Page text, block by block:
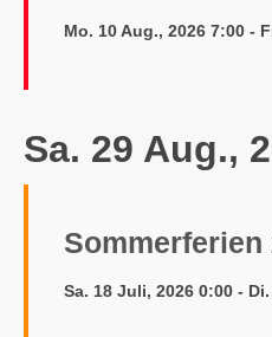
Mo. 10 Aug., 2026 7:00 -
Sa. 29 Aug.,
Sommerferien
Sa. 18 Juli, 2026 0:00 -